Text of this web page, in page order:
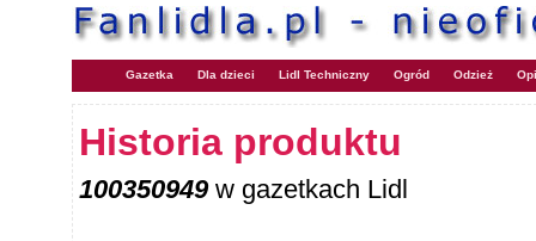
Gazetka Dla dzieci Lidl Techniczny Ogród Odzież
Historia produktu
100350949w gazetkach Lidl